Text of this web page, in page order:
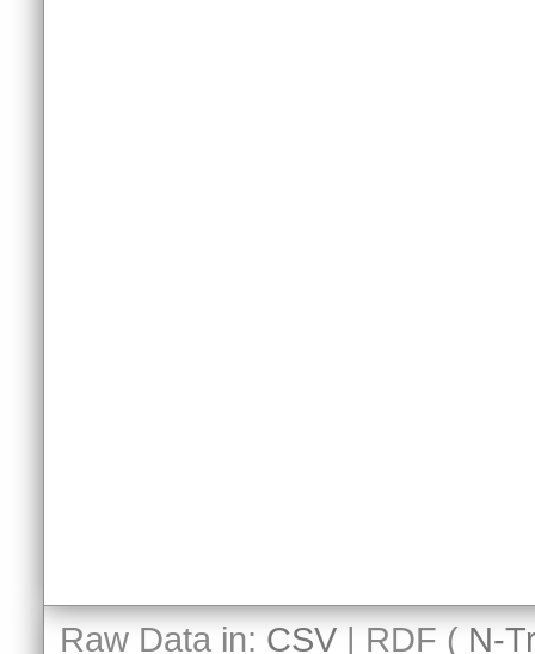
Raw Data in: CSV| RDF ( N-